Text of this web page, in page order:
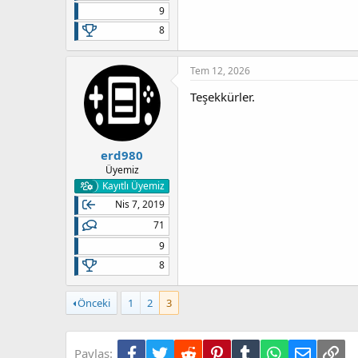
9
8
erd980
Üyemiz
Kayıtlı Üyemiz
Nis 7, 2019
71
9
8
Tem 12, 2026
Teşekkürler.
Önceki 1 2 3
Paylaş: Facebook
TwitterReddit PinterestTumblr WhatsApp
E-postaLink